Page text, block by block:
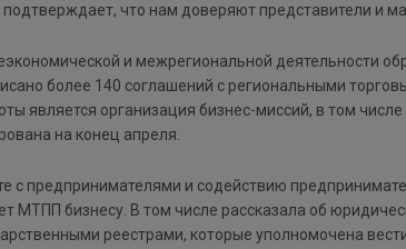
что нам доверяют представители и
и межрегиональной деятельности
более 140 соглашений с региональными
является организация бизнес-миссий, в том
на конец апреля.
с предпринимателями и содействию
МТПП бизнесу. В том числе рассказала об
реестрами, которые уполномочена